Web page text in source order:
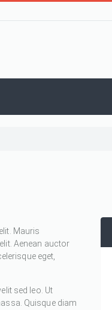
Mauris
Aenean auctor
eget,
sed leo. Ut
Quisque diam